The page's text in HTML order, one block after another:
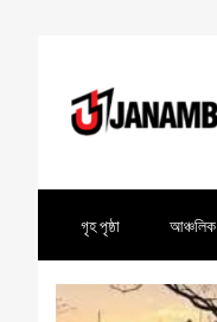
গৃহ পৃষ্ঠা আঞ্চলিক